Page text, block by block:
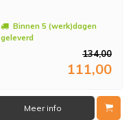
Binnen 5 (werk)dagen
geleverd
134,00
111,00
Meer info